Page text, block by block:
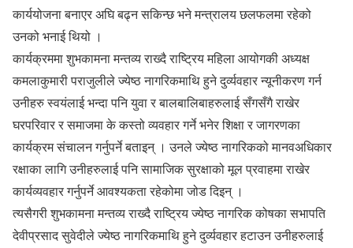
कार्ययोजना बनाएर अघि बढ्न सकिन्छ भने मन्त्रालय छलफलमा रहेको
उनको भनाई थियो ।
कार्यक्रममा शुभकामना मन्तव्य राख्दै राष्ट्रिय महिला आयोगकी अध्यक्ष
कमलाकुमारी पराजुलीले ज्येष्ठ नागरिकमाथि हुने दुर्व्यवहार न्यूनीकरण गर्न
उनीहरु स्वयंलाई भन्दा पनि युवा र बालबालिबाहरुलाई सँगसँगै राखेर
घरपरिवार र समाजमा के कस्तो व्यवहार गर्ने भनेर शिक्षा र जागरणका
कार्यक्रम संचालन गर्नुपर्ने बताइन् । उनले ज्येष्ठ नागरिकको मानवअधिकार
रक्षाका लागि उनीहरुलाई पनि सामाजिक सुरक्षाको मूल प्रवाहमा राखेर
कार्यव्यवहार गर्नुपर्ने आवश्यकता रहेकोमा जोड दिइन् ।
त्यसैगरी शुभकामना मन्तव्य राख्दै राष्ट्रिय ज्येष्ठ नागरिक कोषका सभापति
देवीप्रसाद सुवेदीले ज्येष्ठ नागरिकमाथि हुने दुर्व्यवहार हटाउन उनीहरुलाई